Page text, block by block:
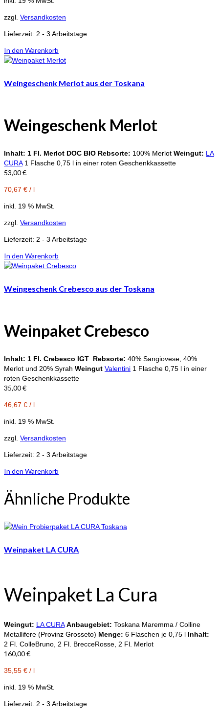
zzgl. Versandkosten
Lieferzeit: 2 - 3 Arbeitstage
In den Warenkorb
Weingeschenk Merlot aus der Toskana
Weingeschenk Merlot
Inhalt: 1 Fl. Merlot DOC BIO Rebsorte: 100% Merlot Weingut: LA
CURA1 Flasche 0,75 l in einer roten Geschenkkassette
53,00€
70,67 € / l
inkl. 19 % MwSt.
zzgl. Versandkosten
Lieferzeit: 2 - 3 Arbeitstage
In den Warenkorb
Weingeschenk Crebesco aus der Toskana
WeinpaketCrebesco
Inhalt: 1 Fl. Crebesco IGT Rebsorte: 40% Sangiovese, 40%
Merlot und 20% Syrah Weingut Valentini 1 Flasche 0,75 l in einer
roten Geschenkkassette
35,00€
46,67 € / l
inkl. 19 % MwSt.
zzgl. Versandkosten
Lieferzeit: 2 - 3 Arbeitstage
In den Warenkorb
Ähnliche Produkte
Weinpaket LA CURA
Weinpaket La Cura
Weingut: LA CURA Anbaugebiet: Toskana Maremma / Colline
Metallifere (Provinz Grosseto) Menge: 6 Flaschen je 0,75 l Inhalt:
2 Fl. ColleBruno, 2 Fl. BrecceRosse, 2 Fl. Merlot
160,00€
35,55 € / l
inkl. 19 % MwSt.
Lieferzeit: 2 - 3 Arbeitstage